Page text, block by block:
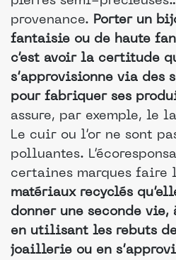
provenance. Porter un
fantaisie ou de haute
c’est avoir la certitude
s’approvisionne via des
pour fabriquer ses
assure, par exemple, le
Le cuir ou l’or ne sont
polluantes.
certaines marques faire
matériaux recyclés
donner une seconde vie,
en utilisant les rebuts
joaillerie ou en